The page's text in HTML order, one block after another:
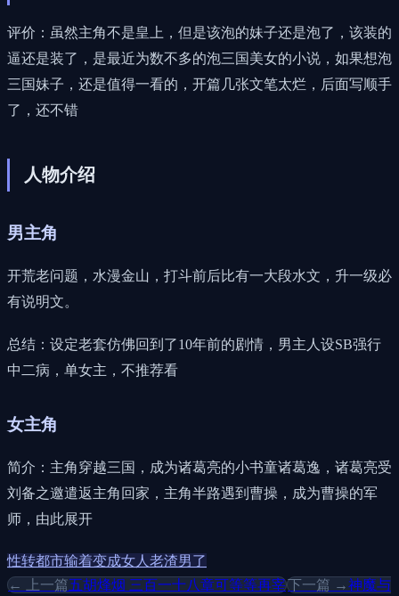
评价：虽然主角不是皇上，但是该泡的妹子还是泡了，该装的
逼还是装了，是最近为数不多的泡三国美女的小说，如果想泡
三国妹子，还是值得一看的，开篇几张文笔太烂，后面写顺手
了，还不错
人物介绍
男主角
开荒老问题，水漫金山，打斗前后比有一大段水文，升一级必
有说明文。
总结：设定老套仿佛回到了10年前的剧情，男主人设SB强行
中二病，单女主，不推荐看
女主角
简介：主角穿越三国，成为诸葛亮的小书童诸葛逸，诸葛亮受
刘备之邀遣返主角回家，主角半路遇到曹操，成为曹操的军
师，由此展开
性转都市输着变成女人 老渣男了
← 上一篇五胡烽烟 三百一十八章可等等再宰下一篇 →神魔与